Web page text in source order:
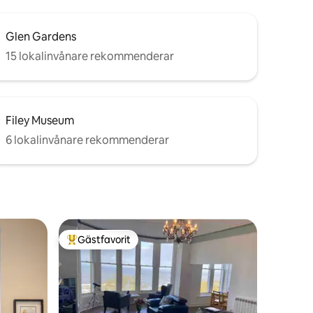
Glen Gardens
15 lokalinvånare rekommenderar
Filey Museum
6 lokalinvånare rekommenderar
Populär gästfavorit
Gästfavorit